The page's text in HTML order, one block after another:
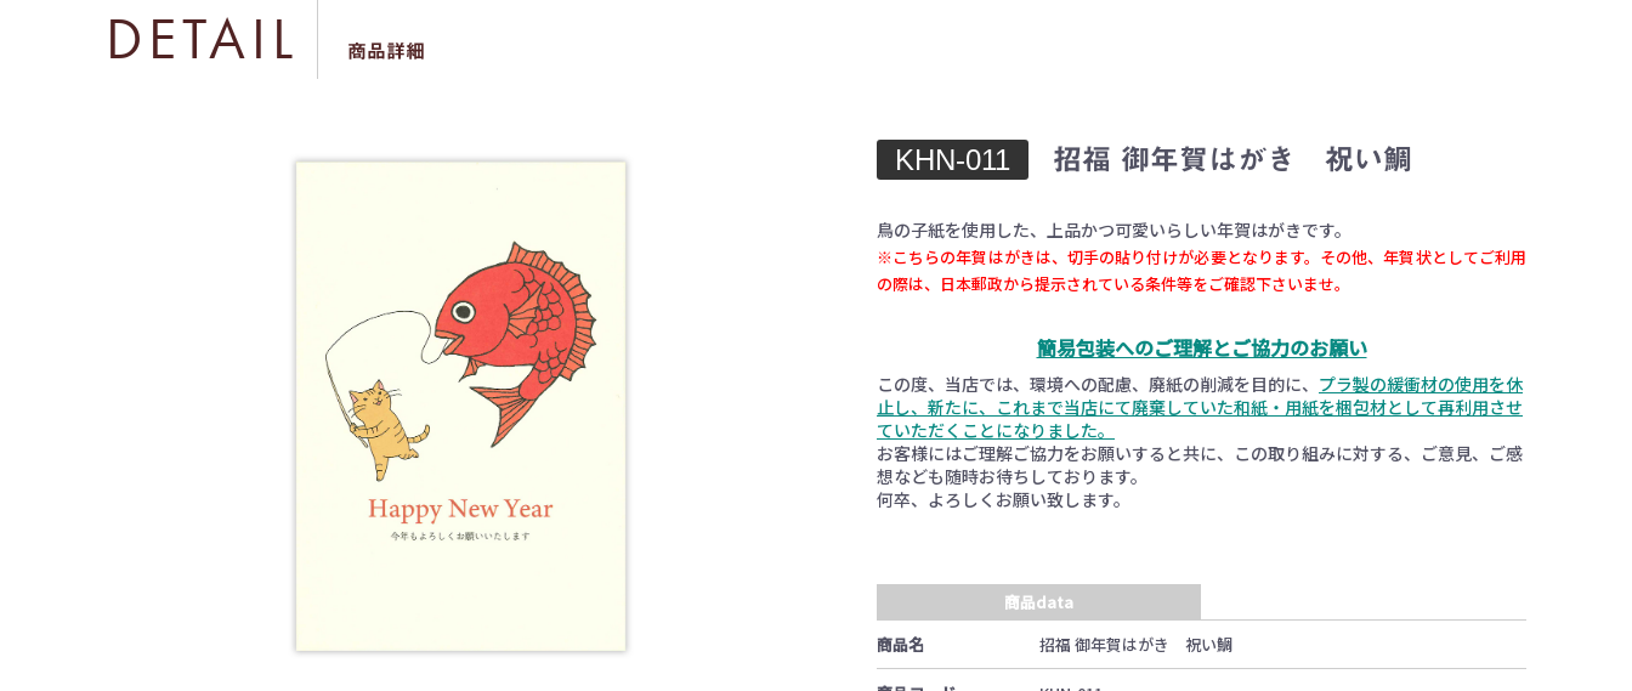
DETAIL 商品詳細
KHN-011 招福 御年賀はがき 祝い鯛
鳥の子紙を使用した、上品かつ可愛いらしい年賀はがきです。
※こちらの年賀はがきは、切手の貼り付けが必要となります。その他、年賀状としてご利用
の際は、日本郵政から提示されている条件等をご確認下さいませ。
簡易包装へのご理解とご協力のお願い
この度、当店では、環境への配慮、廃紙の削減を目的に、 プラ製の緩衝材の使用を休
止し、新たに、これまで当店にて廃棄していた和紙・用紙を梱包材として再利用させ
ていただくことになりました。
お客様にはご理解ご協力をお願いすると共に、この取り組みに対する、ご意見、ご感
想なども随時お待ちしております。
何卒、よろしくお願い致します。
商品data
商品名
招福 御年賀はがき 祝い鯛